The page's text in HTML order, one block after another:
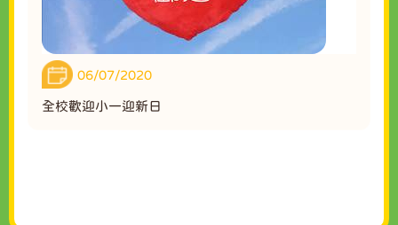
06/07/2020
全校歡迎小一迎新日